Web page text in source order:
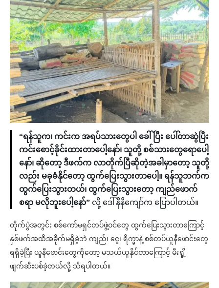
“ရန်သူက၊ ကင်းက အရပ်သားတွေပါ ခေါ်ပြီး ပေါ်တာဆွဲပြီး
ကင်းစောင့်ခိုင်းထားတာပေါ့နော်၊ သူတို့ စစ်သားတွေရောပေါ့
နော်၊ ဆိုတော့ ဒီဖက်က လာတိုက်ပြီဆိုတဲ့အခါမှာတော့ သူတို့
လည်း မခုခံနိုင်တော့ ထွက်ပြေးသွားတာပေါ့။ ရန်သူဘက်က
ထွက်ပြေးသွားတယ်၊ ထွက်ပြေးသွားတော့ ကျည်ဖောက်
စရာ မလိုဘူးပေါ့နော်” လို့ ဒေါ်နီနီကျော်က ပြောပါတယ်။
တိုက်ပွဲအတွင်း စစ်ကော်မရှင်တပ်ဖွဲ့ဝင်တွေ ထွက်ပြေးသွားတာကြောင့်
နှစ်ဖက်အထိအခိုက်မရှိခဲ့ဘဲ ကျည်၊ ငွေ၊ ရိက္ခာနဲ့ စစ်တပ်ယူနီဖောင်းတွေ
ရရှိခဲ့ပြီး ယူနီဖောင်းတွေကိုတော့ မသယ်ယူနိုင်တာကြောင့် မီးရှို့
ဖျက်ဆီးပစ်ခဲ့တယ်လို့ သိရပါတယ်။